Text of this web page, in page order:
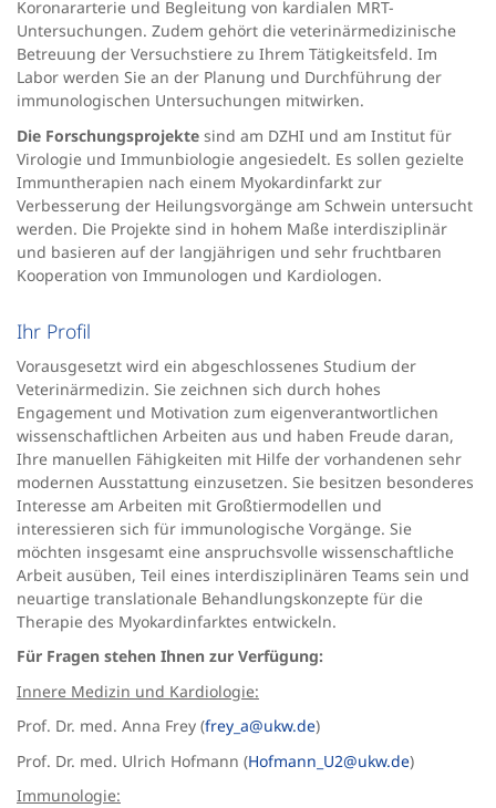
Koronararterie und Begleitung von kardialen MRT-
Untersuchungen. Zudem gehört die veterinärmedizinische
Betreuung der Versuchstiere zu Ihrem Tätigkeitsfeld. Im
Labor werden Sie an der Planung und Durchführung der
immunologischen Untersuchungen mitwirken.
Die Forschungsprojekte sind am DZHI und am Institut für
Virologie und Immunbiologie angesiedelt. Es sollen gezielte
Immuntherapien nach einem Myokardinfarkt zur
Verbesserung der Heilungsvorgänge am Schwein untersucht
werden. Die Projekte sind in hohem Maße interdisziplinär
und basieren auf der langjährigen und sehr fruchtbaren
Kooperation von Immunologen und Kardiologen.
Ihr Profil
Vorausgesetzt wird ein abgeschlossenes Studium der
Veterinärmedizin. Sie zeichnen sich durch hohes
Engagement und Motivation zum eigenverantwortlichen
wissenschaftlichen Arbeiten aus und haben Freude daran,
Ihre manuellen Fähigkeiten mit Hilfe der vorhandenen sehr
modernen Ausstattung einzusetzen. Sie besitzen besonderes
Interesse am Arbeiten mit Großtiermodellen und
interessieren sich für immunologische Vorgänge. Sie
möchten insgesamt eine anspruchsvolle wissenschaftliche
Arbeit ausüben, Teil eines interdisziplinären Teams sein und
neuartige translationale Behandlungskonzepte für die
Therapie des Myokardinfarktes entwickeln.
Für Fragen stehen Ihnen zur Verfügung:
Innere Medizin und Kardiologie:
Prof. Dr. med. Anna Frey (frey_a@ukw.de)
Prof. Dr. med. Ulrich Hofmann (Hofmann_U2@ukw.de)
Immunologie: